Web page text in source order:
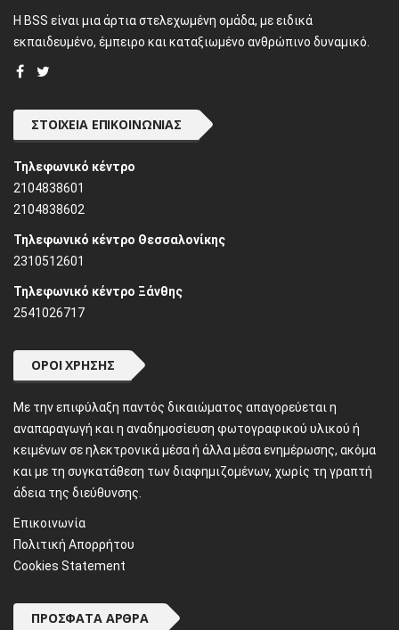
H BSS είναι μια άρτια στελεχωμένη ομάδα, με ειδικά
εκπαιδευμένο, έμπειρο και καταξιωμένο ανθρώπινο δυναμικό.
ΣΤΟΙΧΕΊΑ ΕΠΙΚΟΙΝΩΝΊΑΣ
Τηλεφωνικό κέντρο
2104838601
2104838602
Τηλεφωνικό κέντρο Θεσσαλονίκης
2310512601
Τηλεφωνικό κέντρο Ξάνθης
2541026717
ΌΡΟΙ ΧΡΉΣΗΣ
Mε την επιφύλαξη παντός δικαιώματος απαγορεύεται η
αναπαραγωγή και η αναδημοσίευση φωτογραφικού υλικού ή
κειμένων σε ηλεκτρονικά μέσα ή άλλα μέσα ενημέρωσης, ακόμα
και με τη συγκατάθεση των διαφημιζομένων, χωρίς τη γραπτή
άδεια της διεύθυνσης.
Επικοινωνία
Πολιτική Απορρήτου
Cookies Statement
ΠΡΌΣΦΑΤΑ ΆΡΘΡΑ